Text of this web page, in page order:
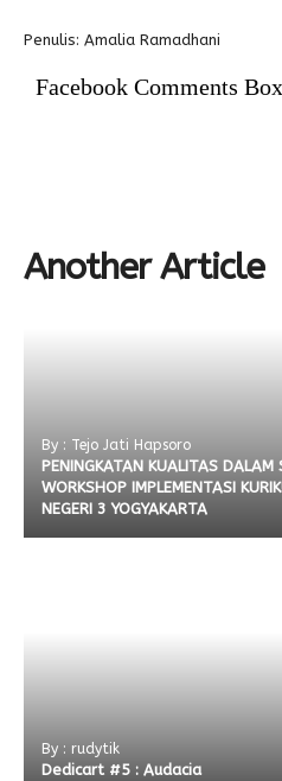
Penulis: Amalia Ramadhani
Facebook Comments Box
Another Article
By : Tejo Jati Hapsoro
PENINGKATAN KUALITAS DALAM
WORKSHOP IMPLEMENTASI
NEGERI 3 YOGYAKARTA
By : rudytik
Dedicart #5 : Audacia